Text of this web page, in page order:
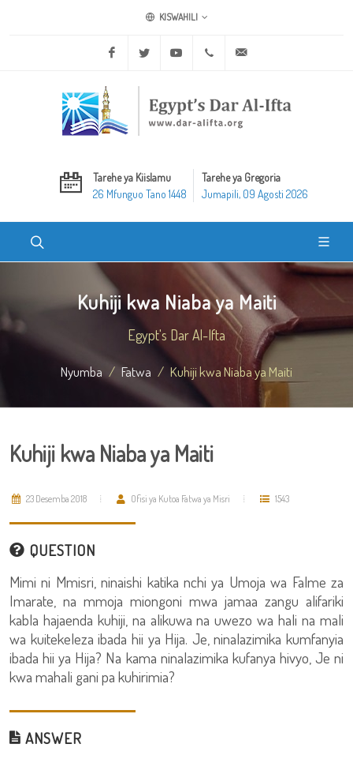
KISWAHILI
Facebook Twitter Youtube +20 2 25970400
Tarehe ya Kiislamu
26 Mfunguo Tano 1448
Tarehe ya Gregoria
Jumapili, 09 Agosti 2026
Kuhiji kwa Niaba ya Maiti
Egypt's Dar Al-Ifta
Nyumba Fatwa Kuhiji kwa Niaba ya Maiti
Kuhiji kwa Niaba ya Maiti
23 Desemba 2018 Ofisi ya Kutoa Fatwa ya Misri 1543
QUESTION
Mimi ni Mmisri, ninaishi katika nchi ya Umoja wa Falme za
Imarate, na mmoja miongoni mwa jamaa zangu alifariki
kabla hajaenda kuhiji, na alikuwa na uwezo wa hali na mali
wa kuitekeleza ibada hii ya Hija. Je, ninalazimika kumfanyia
ibada hii ya Hija? Na kama ninalazimika kufanya hivyo, Je ni
kwa mahali gani pa kuhirimia?
ANSWER